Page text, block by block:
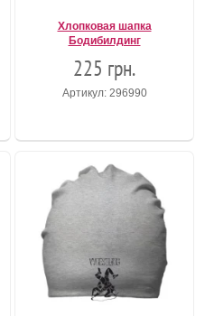
Хлопковая шапка
Бодибилдинг
225 грн.
Артикул: 296990